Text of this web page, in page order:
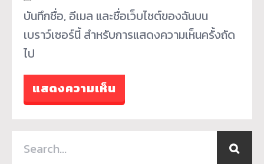
บันทึกชื่อ, อีเมล และชื่อเว็บไซต์ของฉันบน
เบราว์เซอร์นี้ สำหรับการแสดงความเห็นครั้งถัด
ไป